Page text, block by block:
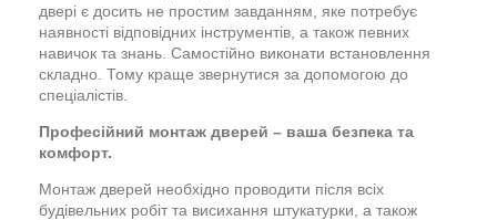
двері є досить не простим завданням, яке потребує
наявності відповідних інструментів, а також певних
навичок та знань. Самостійно виконати встановлення
складно. Тому краще звернутися за допомогою до
спеціалістів.
Професійний монтаж дверей – ваша безпека та
комфорт.
Монтаж дверей необхідно проводити після всіх
будівельних робіт та висихання штукатурки, а також